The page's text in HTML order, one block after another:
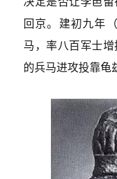
回京。建初九年
马，率八百军士
的兵马进攻投靠龟